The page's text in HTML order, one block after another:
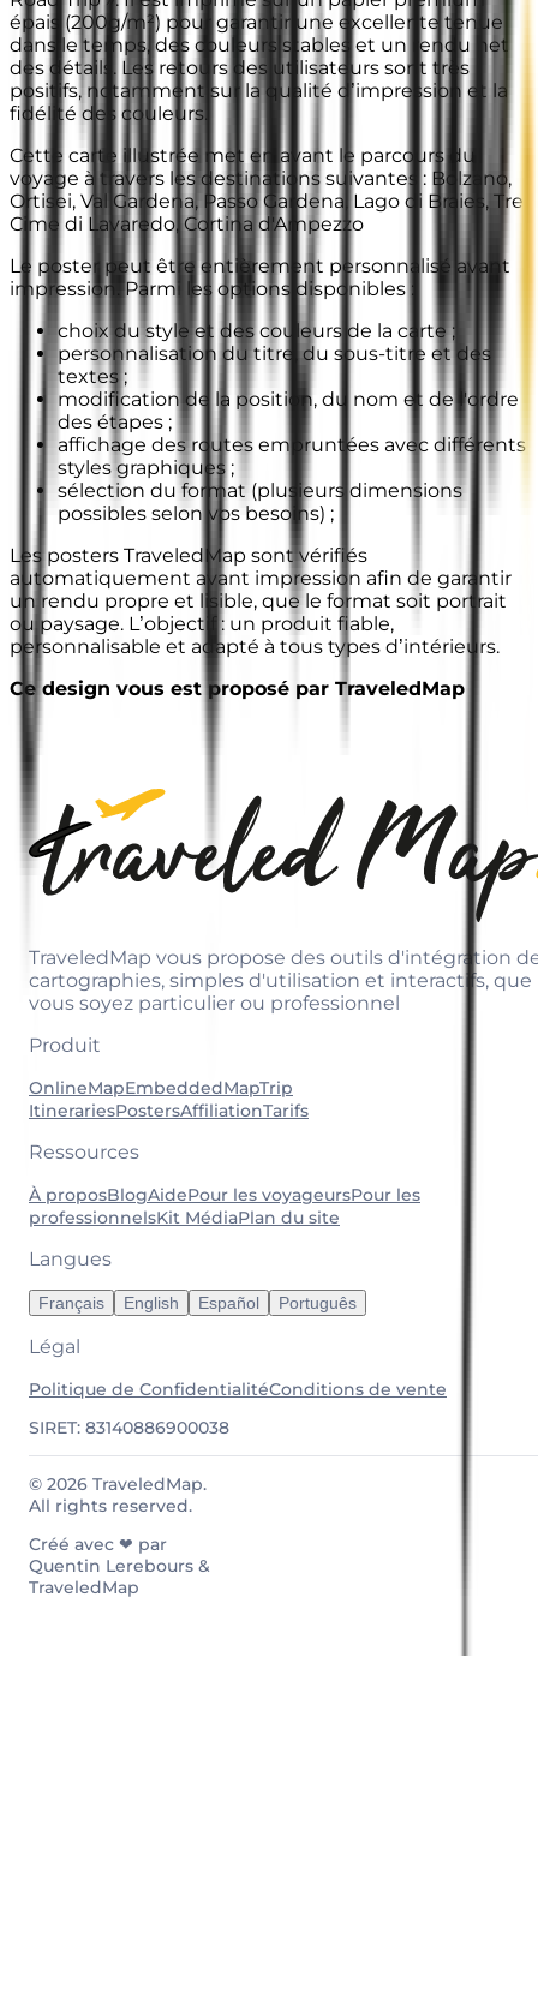
épais (200g/m²) pour garantir une excellente tenue
dans le temps, des couleurs stables et un rendu net
des détails. Les retours des utilisateurs sont très
positifs, notamment sur la qualité d’impression et la
fidélité des couleurs.
Cette carte illustrée met en avant le parcours du
voyage à travers les destinations suivantes : Bolzano,
Ortisei, Val Gardena, Passo Gardena, Lago di Braies, Tre
Cime di Lavaredo, Cortina d'Ampezzo
Le poster peut être entièrement personnalisé avant
impression. Parmi les options disponibles :
choix du style et des couleurs de la carte ;
personnalisation du titre, du sous-titre et des
textes ;
modification de la position, du nom et de l'ordre
des étapes ;
affichage des routes empruntées avec différents
styles graphiques ;
sélection du format (plusieurs dimensions
possibles selon vos besoins) ;
Les posters TraveledMap sont vérifiés
automatiquement avant impression afin de garantir
un rendu propre et lisible, que le format soit portrait
ou paysage. L’objectif : un produit fiable,
personnalisable et adapté à tous types d’intérieurs.
Ce design vous est proposé par TraveledMap
TraveledMap vous propose des outils d'intégration
cartographies, simples d'utilisation et interactifs, que
vous soyez particulier ou professionnel
Produit
OnlineMapEmbeddedMapTrip
ItinerariesPostersAffiliationTarifs
Ressources
À proposBlogAidePour les voyageursPour les
professionnelsKit MédiaPlan du site
Langues
Français English Español Português
Légal
Politique de ConfidentialitéConditions de vente
SIRET: 83140886900038
© 2026 TraveledMap.
All rights reserved.
Créé avec ❤ par
Quentin Lerebours &
TraveledMap